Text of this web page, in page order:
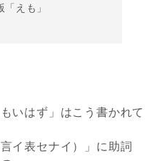
えも」
いはず」はこう書かれて
イ表セナイ）」に助詞